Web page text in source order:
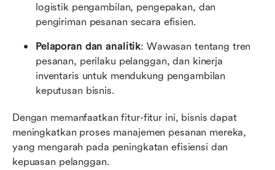
logistik pengambilan, pengepakan, dan
pengiriman pesanan secara efisien.
Pelaporan dan analitik: Wawasan tentang tren
pesanan, perilaku pelanggan, dan kinerja
inventaris untuk mendukung pengambilan
keputusan bisnis.
Dengan memanfaatkan fitur-fitur ini, bisnis dapat
meningkatkan proses manajemen pesanan mereka,
yang mengarah pada peningkatan efisiensi dan
kepuasan pelanggan.